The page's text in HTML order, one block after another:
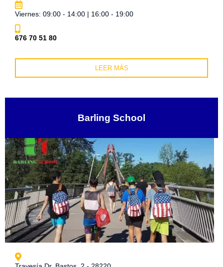
Viernes: 09:00 - 14:00 | 16:00 - 19:00
676 70 51 80
LEER MÁS
Barling School